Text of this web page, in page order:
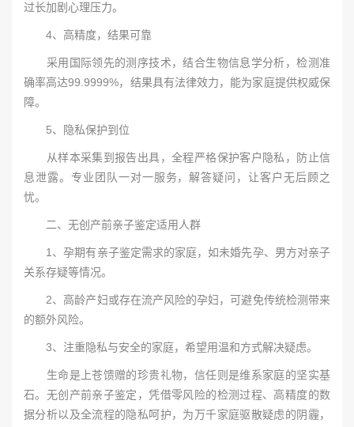
过长加剧心理压力。
4、高精度，结果可靠
采用国际领先的测序技术，结合生物信息学分析，检测准
确率高达99.9999%，结果具有法律效力，能为家庭提供权威保
障。
5、隐私保护到位
从样本采集到报告出具，全程严格保护客户隐私，防止信
息泄露。专业团队一对一服务，解答疑问，让客户无后顾之
忧。
二、无创产前亲子鉴定适用人群
1、孕期有亲子鉴定需求的家庭，如未婚先孕、男方对亲子
关系存疑等情况。
2、高龄产妇或存在流产风险的孕妇，可避免传统检测带来
的额外风险。
3、注重隐私与安全的家庭，希望用温和方式解决疑虑。
生命是上苍馈赠的珍贵礼物，信任则是维系家庭的坚实基
石。无创产前亲子鉴定，凭借零风险的检测过程、高精度的数
据分析以及全流程的隐私呵护，为万千家庭驱散疑虑的阴霾，